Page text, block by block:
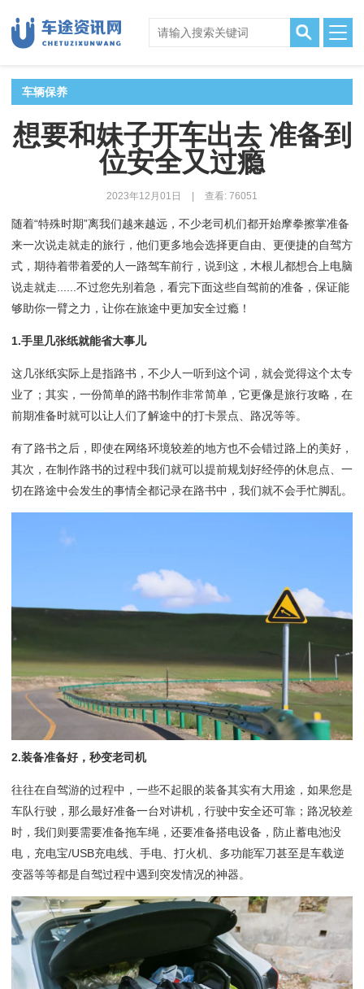
车辆保养
想要和妹子开车出去 准备到
位安全又过瘾
2023年12月01日 查看: 76051
随着“特殊时期”离我们越来越远，不少老司机们都开始摩拳擦掌准备
来一次说走就走的旅行，他们更多地会选择更自由、更便捷的自驾方
式，期待着带着爱的人一路驾车前行，说到这，木根儿都想合上电脑
说走就走......不过您先别着急，看完下面这些自驾前的准备，保证能
够助你一臂之力，让你在旅途中更加安全过瘾！
1.手里几张纸就能省大事儿
这几张纸实际上是指路书，不少人一听到这个词，就会觉得这个太专
业了；其实，一份简单的路书制作非常简单，它更像是旅行攻略，在
前期准备时就可以让人们了解途中的打卡景点、路况等等。
有了路书之后，即使在网络环境较差的地方也不会错过路上的美好，
其次，在制作路书的过程中我们就可以提前规划好经停的休息点、一
切在路途中会发生的事情全都记录在路书中，我们就不会手忙脚乱。
2.装备准备好，秒变老司机
往往在自驾游的过程中，一些不起眼的装备其实有大用途，如果您是
车队行驶，那么最好准备一台对讲机，行驶中安全还可靠；路况较差
时，我们则要需要准备拖车绳，还要准备搭电设备，防止蓄电池没
电，充电宝/USB充电线、手电、打火机、多功能军刀甚至是车载逆
变器等等都是自驾过程中遇到突发情况的神器。